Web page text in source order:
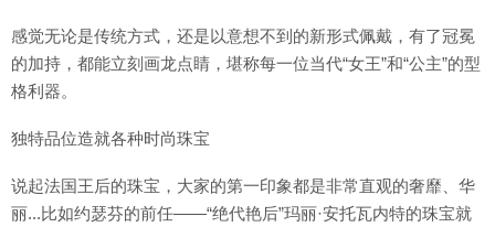
感觉无论是传统方式，还是以意想不到的新形式佩戴，有了冠冕
的加持，都能立刻画龙点睛，堪称每一位当代“女王”和“公主”的型
格利器。
独特品位造就各种时尚珠宝
说起法国王后的珠宝，大家的第一印象都是非常直观的奢靡、华
丽...比如约瑟芬的前任——“绝代艳后”玛丽·安托瓦内特的珠宝就